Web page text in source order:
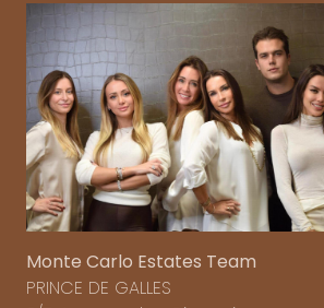
Monte Carlo Estates Team
PRINCE DE GALLES